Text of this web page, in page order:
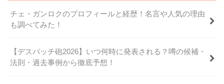
チェ・ガンロクのプロフィールと経歴！名言や人気の理由
も調べてみた！
【デスパッチ砲2026】いつ何時に発表される？噂の候補・
法則・過去事例から徹底予想！